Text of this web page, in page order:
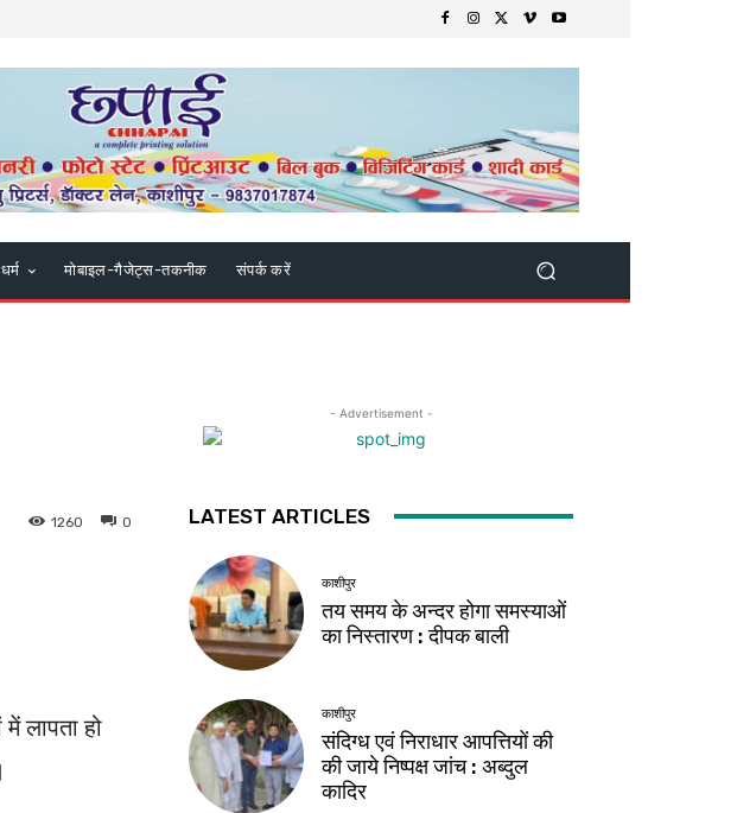
धर्म मोबाइल-गैजेट्स-तकनीक संपर्क करें
0
1260
लापता हो
- Advertisement -
LATEST ARTICLES
काशीपुर
तय समय के अन्दर होगा समस्याओं
का निस्तारण : दीपक बाली
काशीपुर
संदिग्ध एवं निराधार आपत्तियों की
की जाये निष्पक्ष जांच : अब्दुल
कादिर